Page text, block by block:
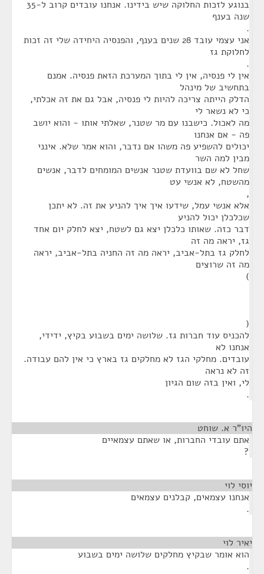
בנוגע לזכות החלוקה שיש בידינו. אנחנו עובדים קרוב ל-35
שנה בענף
.
אני עצמי עובד 28 שנים בענף, והפנסיה היחידה שלי זה זכות
לחלוקת גז
.
אין לי פנסיה, אין לי בתוך המערכת הזאת פנסיה. אמנם
בתחשיב של מינהל
הדלק הייתה צריכה להיות לי פנסיה, אבל גם את זה אכלתי,
כי לא נשאר לי
מה לאכול. כישבנו עם מר שטנר, שאלתי אותו - והוא יושב
פה - אם אנחנו
יכולים להשפיע פה משהו אם נדבר, והוא אמר שלא. אינני
מבין למה השר
שחל לא שם בוועדת שטנר אנשים המומחים לדבר, אנשים
מהשטח, לא אנשי עט
,
אלא אנשי עמל, שידעו איך איך להניע את זה. לא יתכן
שכלכלן יכול להניע
דבר כזה. שאותו כלכלן יצא גם לשטח, יצא לחלק יום אחד
גז, יראה מה זה
לחלק גז בתל-אביב, יראה מה זה החניה בתל-אביב, יראה
מה זה שרוצים
)
(
להכניס עוד חברות גז. שלושה ימים בשבוע בקיץ, ידידי,
אנחנו לא
עובדים. מחלקי הגז לא מחלקים גז בארץ כי אין להם עבודה.
זה לא נראה
לי, ואין בזה שום הגיון
.
היו"ר א. שוחט
אתם עובדי החברות, או שאתם עצמאיים
?
יוסי לוי
אנחנו עצמאים, קבלנים עצמאים
.
יאיר לוי
הוא אומר שבקיץ מחלקים שלושה ימים בשבוע
.